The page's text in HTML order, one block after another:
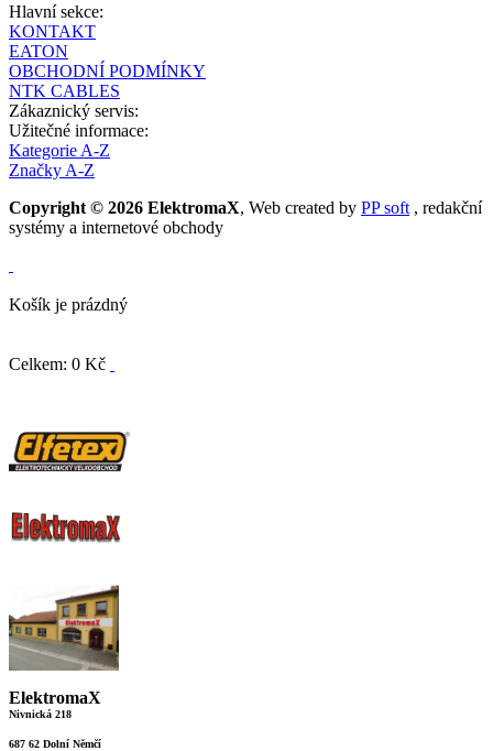
Hlavní sekce:
KONTAKT
EATON
OBCHODNÍ PODMÍNKY
NTK CABLES
Zákaznický servis:
Užitečné informace:
Kategorie A-Z
Značky A-Z
Copyright © 2026 ElektromaX, Web created by PP soft , redakční
systémy a internetové obchody
Košík je prázdný
Celkem: 0 Kč
ElektromaX
Nivnická 218
687 62 Dolní Němčí